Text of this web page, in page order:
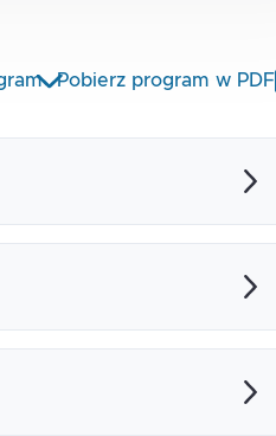
Pobierz program w PDF